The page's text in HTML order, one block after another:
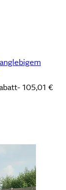
- 105,01 €